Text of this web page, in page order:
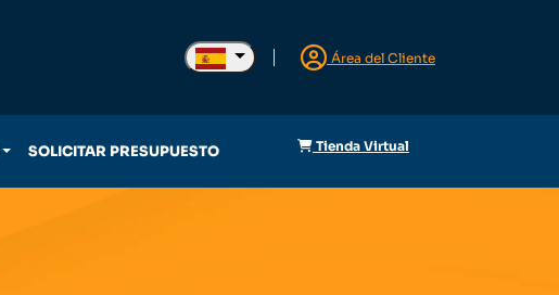
Área del Cliente
SOLICITAR PRESUPUESTO Tienda Virtual